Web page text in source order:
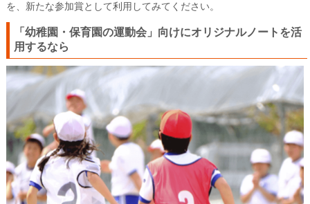
を、新たな参加賞として利用してみてください。
「幼稚園・保育園の運動会」向けにオリジナルノートを活
用するなら